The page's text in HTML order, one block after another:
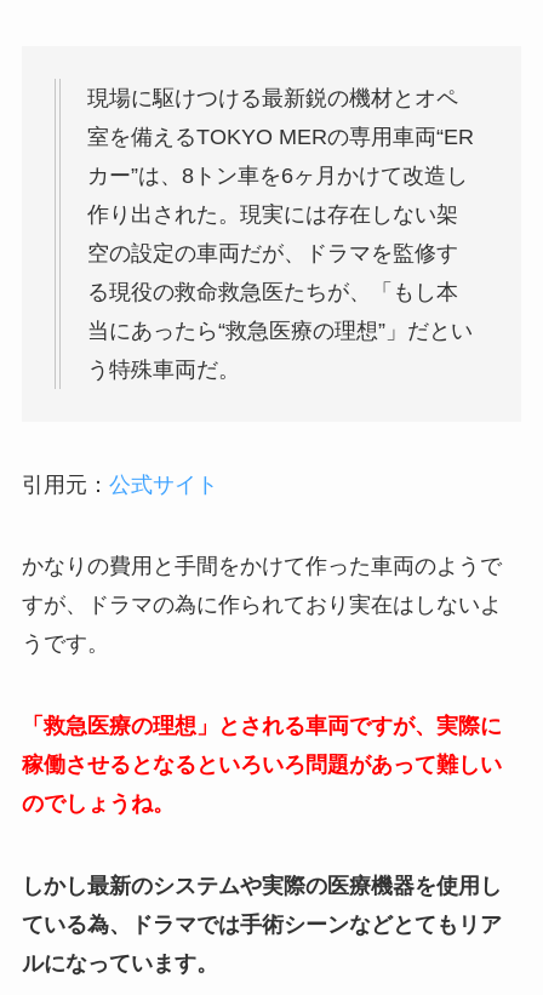
現場に駆けつける最新鋭の機材とオペ
室を備えるTOKYO MERの専用車両“ER
カー”は、8トン車を6ヶ月かけて改造し
作り出された。現実には存在しない架
空の設定の車両だが、ドラマを監修す
る現役の救命救急医たちが、「もし本
当にあったら“救急医療の理想”」だとい
う特殊車両だ。
引用元： 公式サイト
かなりの費用と手間をかけて作った車両のようで
すが、ドラマの為に作られており実在はしないよ
うです。
「救急医療の理想」とされる車両ですが、実際に
稼働させるとなるといろいろ問題があって難しい
のでしょうね。
しかし最新のシステムや実際の医療機器を使用し
ている為、ドラマでは手術シーンなどとてもリア
ルになっています。